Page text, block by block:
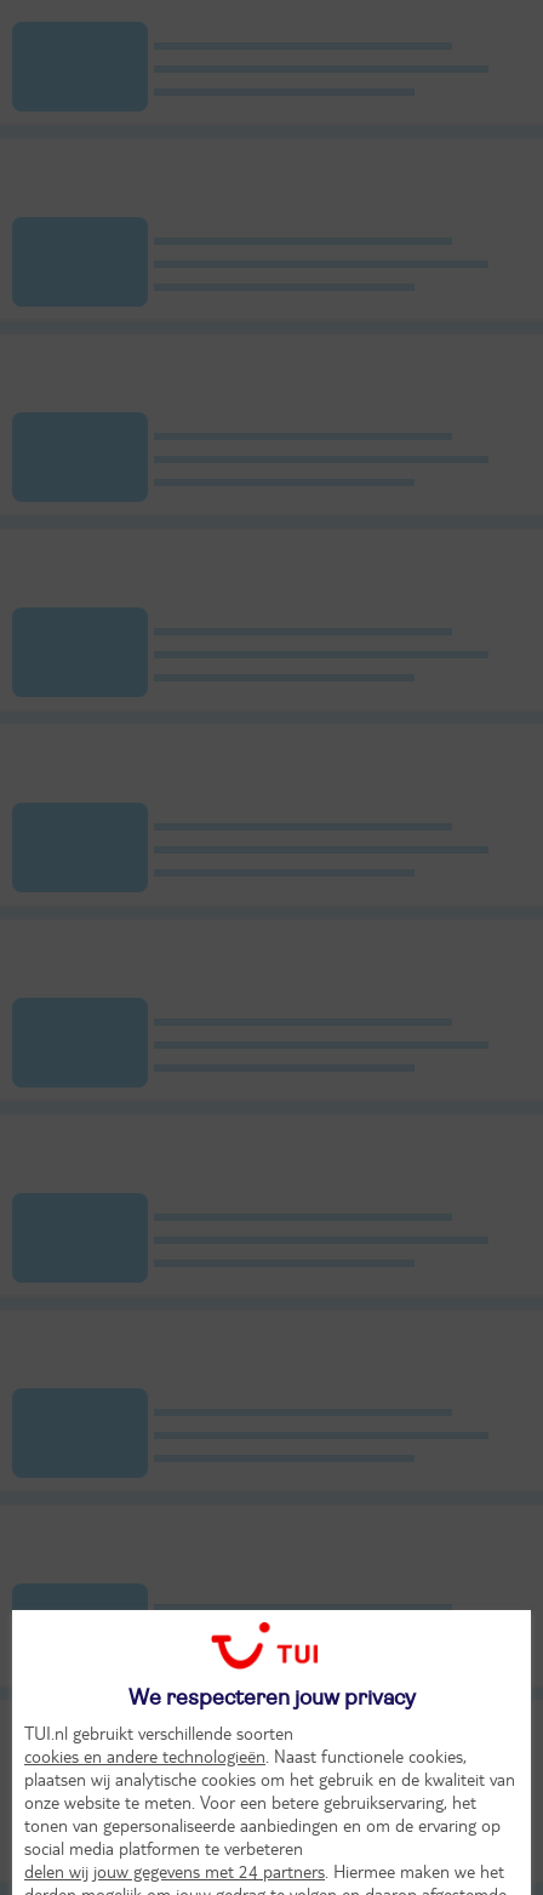
We respecteren jouw privacy
TUI.nl gebruikt verschillende soorten
cookies en andere technologieën . Naast functionele cookies,
plaatsen wij analytische cookies om het gebruik en de kwaliteit van
onze website te meten. Voor een betere gebruikservaring, het
tonen van gepersonaliseerde aanbiedingen en om de ervaring op
social media platformen te verbeteren
delen wij jouw gegevens met 24 partners . Hiermee maken we het